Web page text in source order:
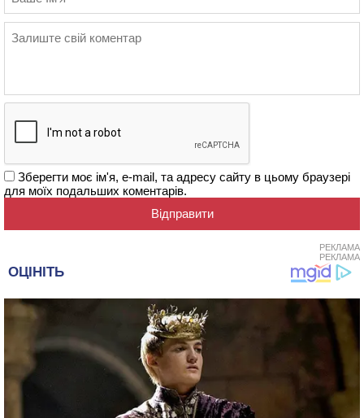
Зберегти моє ім'я, e-mail, та адресу сайту в цьому браузері
для моїх подальших коментарів.
РЕКЛАМА
РЕКЛАМА